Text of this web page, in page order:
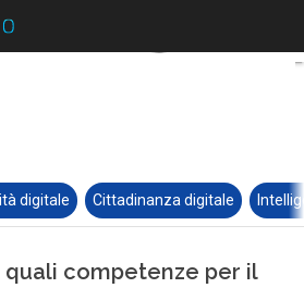
digitale Cittadinanza digitale
competenze per il